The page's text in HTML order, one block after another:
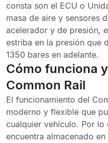
consta son el ECU o
masa de aire y sensores
acelerador y de presión,
estriba en la presión que
1350 bares en adelante.
Cómo funciona
Common Rail
El funcionamiento del
moderno y flexible que
cualquier vehículo. Por lo
encuentra almacenado